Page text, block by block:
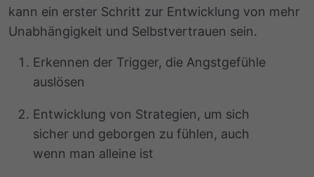
kann ein erster Schritt zur Entwicklung von mehr
Unabhängigkeit und Selbstvertrauen sein.
Erkennen der Trigger, die Angstgefühle
auslösen
Entwicklung von Strategien, um sich
sicher und geborgen zu fühlen, auch
wenn man alleine ist